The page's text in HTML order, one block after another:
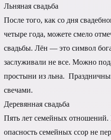
Льняная свадьба
После того, как со дня
четыре года, можете смело
свадьбы. Лён — это символ
заслуживали не все. Можно
простыни из льна.
свечами.
Деревянная свадьба
Пять лет семейных
опасность семейных ссор не